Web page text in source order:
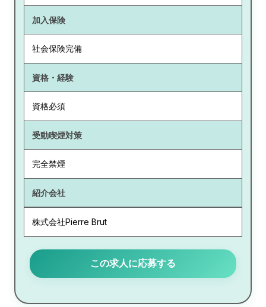
加入保険
社会保険完備
資格・経験
資格必須
受動喫煙対策
完全禁煙
紹介会社
株式会社Pierre Brut
この求人に応募する